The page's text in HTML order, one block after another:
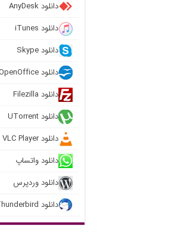
دانلود AnyDesk
دانلود iTunes
دانلود Skype
دانلود OpenOffice
دانلود Filezilla
دانلود UTorrent
دانلود VLC Player
دانلود واتساپ
دانلود وردپرس
دانلود Mozilla Thunderbird